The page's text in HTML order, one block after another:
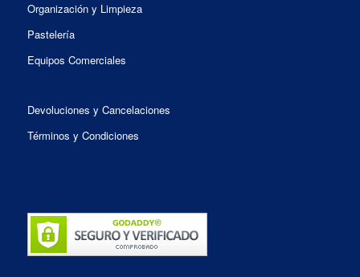
Organización y Limpieza
Pastelería
Equipos Comerciales
Devoluciones y Cancelaciones
Términos y Condiciones